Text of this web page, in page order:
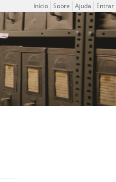
Menu do usuário
Início Sobre Ajuda Entrar